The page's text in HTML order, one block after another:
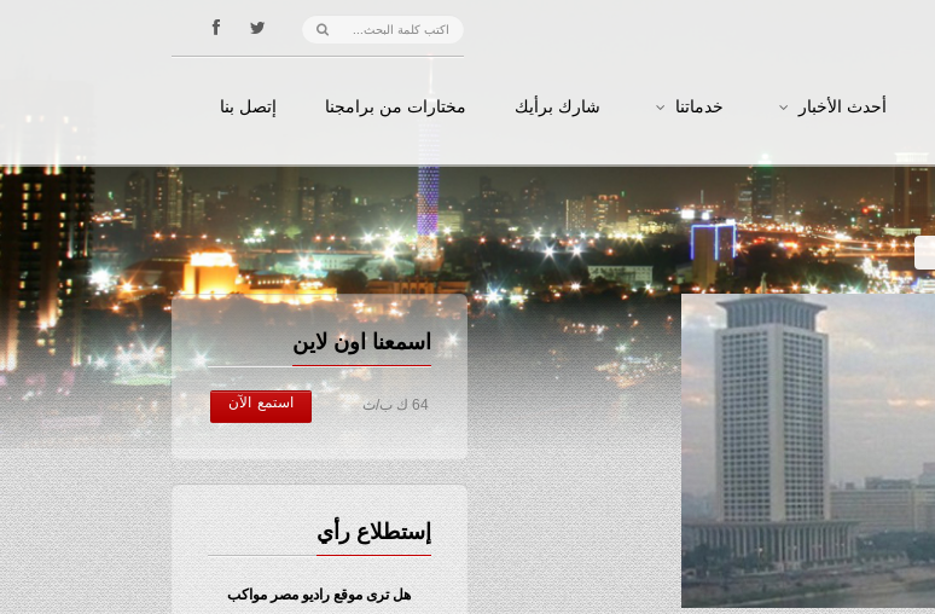
أحدث الأخبار خدماتنا شارك برأيك مختارات من برامجنا إتصل بنا
اسمعنا اون لاين
64 ك ب/ث استمع الآن
إستطلاع رأي
هل ترى موقع راديو مصر مواكب